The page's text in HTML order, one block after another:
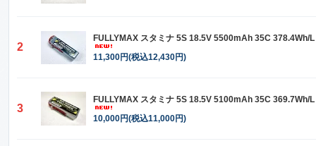
2
FULLYMAX スタミナ 5S 18.5V 5500mAh 35C 378.4Wh/L
11,300円(税込12,430円)
3
FULLYMAX スタミナ 5S 18.5V 5100mAh 35C 369.7Wh/L
10,000円(税込11,000円)